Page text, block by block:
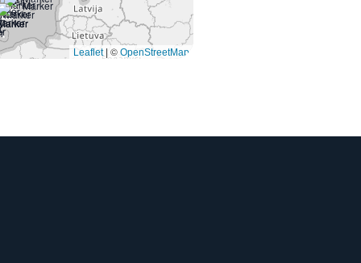
Leaflet | © OpenStreetMap